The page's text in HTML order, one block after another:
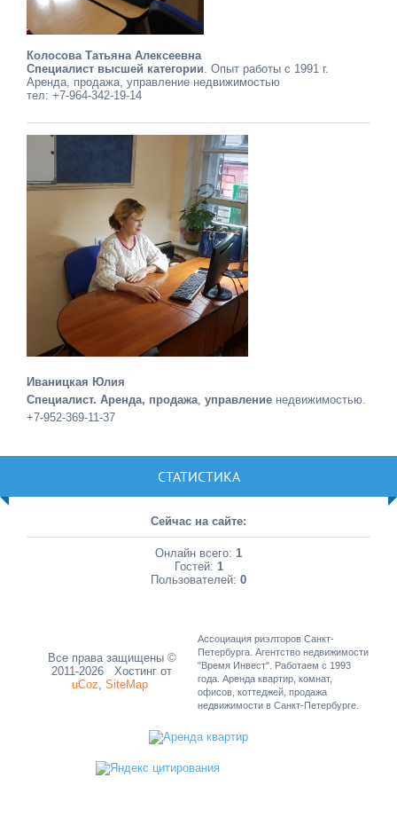
Колосова Татьяна Алексеевна
Специалист высшей категории . Опыт работы с 1991 г.
Аренда, продажа, управление недвижимостью
тел: +7-964-342-19-14
Иваницкая Юлия
Специалист. Аренда, продажа управление недвижимостью.
+7-952-369-11-37
СТАТИСТИКА
Сейчас на сайте:
Онлайн всего: 1
Гостей: 1
Пользователей: 0
Все права защищены ©
2011-2026 Хостинг от
uCoz SiteMap
Ассоциация риэлторов Санкт-
Петербурга. Агентство недвижимости
"Время Инвест". Работаем с 1993
года. Аренда квартир, комнат,
офисов, коттеджей, продажа
недвижимости в Санкт-Петербурге.